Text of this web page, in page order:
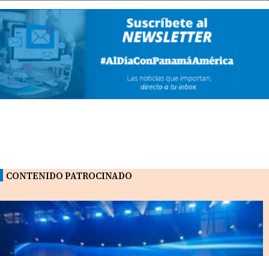
CONTENIDO PATROCINADO